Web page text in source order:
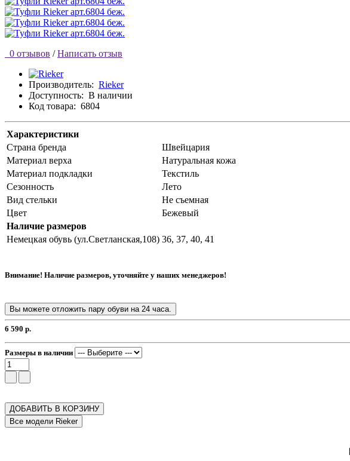
0 отзывов / Написать отзыв
Производитель: Rieker
Доступность: В наличии
Код товара: 6804
Характеристики
Страна бренда
Швейцария
Материал верха
Натуральная кожа
Материал подкладки
Текстиль
Сезонность
Лето
Вид стельки
Не съемная
Цвет
Бежевый
Наличие размеров
Немецкая обувь (ул.Светланская,108) 36, 37, 40, 41
Внимание! Наличие размеров, уточняйте у наших менеджеров!
Вы можете отложить пару обуви на 24 часа.
6 590 р.
Размеры в наличии
ДОБАВИТЬ В КОРЗИНУ